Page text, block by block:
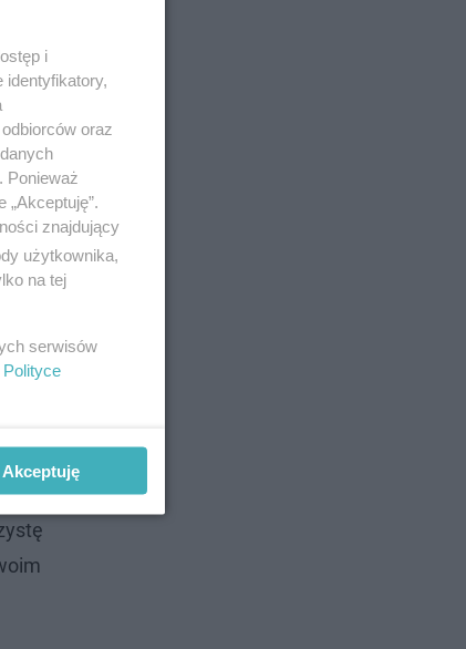
i
identyfikatory,
oraz
Ponieważ
znajdujący
użytkownika,
na tej
serwisów
Polityce
Akceptuję